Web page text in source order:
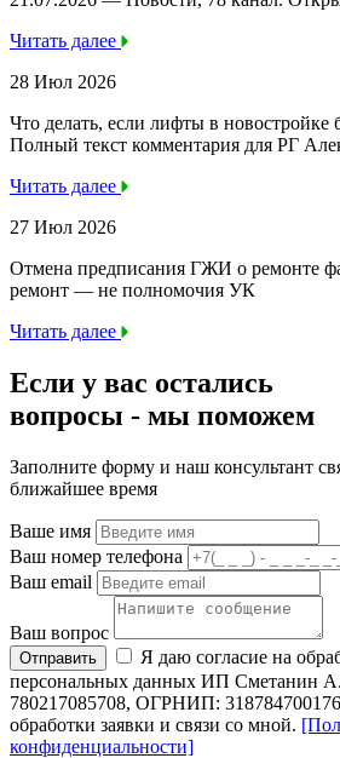
Читать далее
28 Июл 2026
Что делать, если лифты в новостройке
Полный текст комментария для РГ
Читать далее
27 Июл 2026
Отмена предписания ГЖИ о ремонте
ремонт — не полномочия УК
Читать далее
Если у вас остались
вопросы - мы поможем
Заполните форму и наш консультант
ближайшее время
Ваше имя
Ваш номер телефона
Ваш email
Ваш вопрос
Отправить
Я даю согласие на
персональных данных ИП Сметанин
780217085708, ОГРНИП:
обработки заявки и связи со мной.
конфиденциальности]